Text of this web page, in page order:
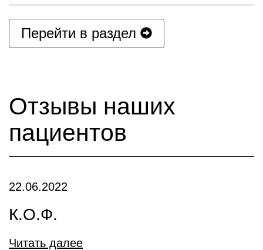
Перейти в раздел
Отзывы наших
пациентов
22.06.2022
К.О.Ф.
Читать далее